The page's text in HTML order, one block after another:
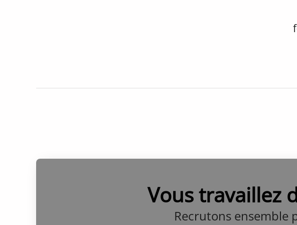
Vous travaillez
Recrutons ensemble